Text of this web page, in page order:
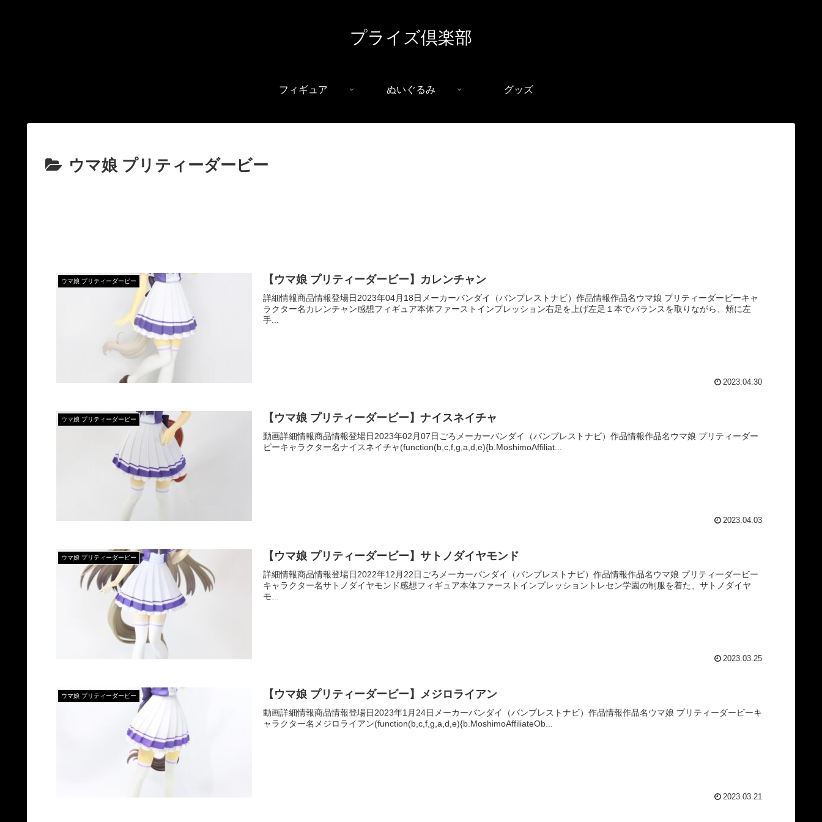
プライズ倶楽部
フィギュア ぬいぐるみ グッズ
ウマ娘 プリティーダービー
ウマ娘 プリティーダービー 【ウマ娘 プリティーダービー】カレンチャン
詳細情報商品情報登場日2023年04月18日メーカーバンダイ（バンプレストナビ）作品情報作品名ウマ娘 プリティーダービーキャ
ラクター名カレンチャン感想フィギュア本体ファーストインプレッション右足を上げ左足１本でバランスを取りながら、頬に左
手...
2023.04.30
ウマ娘 プリティーダービー 【ウマ娘 プリティーダービー】ナイスネイチャ
動画詳細情報商品情報登場日2023年02月07日ごろメーカーバンダイ（バンプレストナビ）作品情報作品名ウマ娘 プリティーダー
ビーキャラクター名ナイスネイチャ(function(b,c,f,g,a,d,e){b.MoshimoAffiliat...
2023.04.03
ウマ娘 プリティーダービー 【ウマ娘 プリティーダービー】サトノダイヤモンド
詳細情報商品情報登場日2022年12月22日ごろメーカーバンダイ（バンプレストナビ）作品情報作品名ウマ娘 プリティーダービー
キャラクター名サトノダイヤモンド感想フィギュア本体ファーストインプレッショントレセン学園の制服を着た、サトノダイヤ
モ...
2023.03.25
ウマ娘 プリティーダービー 【ウマ娘 プリティーダービー】メジロライアン
動画詳細情報商品情報登場日2023年1月24日メーカーバンダイ（バンプレストナビ）作品情報作品名ウマ娘 プリティーダービーキ
ャラクター名メジロライアン(function(b,c,f,g,a,d,e){b.MoshimoAffiliateOb...
2023.03.21